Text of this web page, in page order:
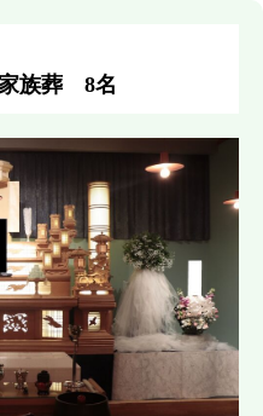
族葬 8名